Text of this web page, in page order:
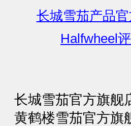
长城雪茄产品
Halfwheel
长城雪茄官方旗舰
黄鹤楼雪茄官方旗